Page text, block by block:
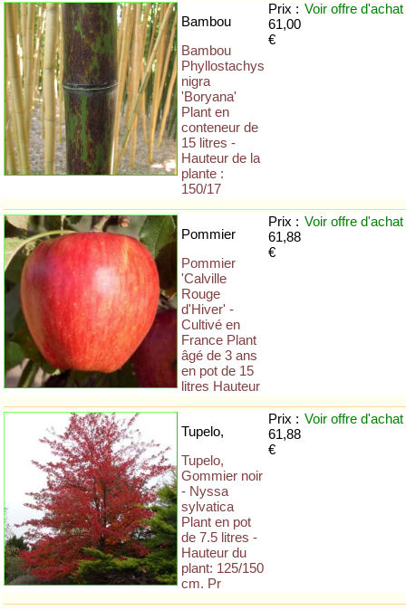
Bambou
Bambou
Phyllostachys
nigra
'Boryana'
Plant en
conteneur de
15 litres -
Hauteur de la
plante :
150/17
Prix :
61,00
€
Voir offre d'achat
Pommier
Pommier
'Calville
Rouge
d'Hiver' -
Cultivé en
France Plant
âgé de 3 ans
en pot de 15
litres Hauteur
Prix :
61,88
€
Voir offre d'achat
Tupelo,
Tupelo,
Gommier noir
- Nyssa
sylvatica
Plant en pot
de 7.5 litres -
Hauteur du
plant: 125/150
cm. Pr
Prix :
61,88
€
Voir offre d'achat